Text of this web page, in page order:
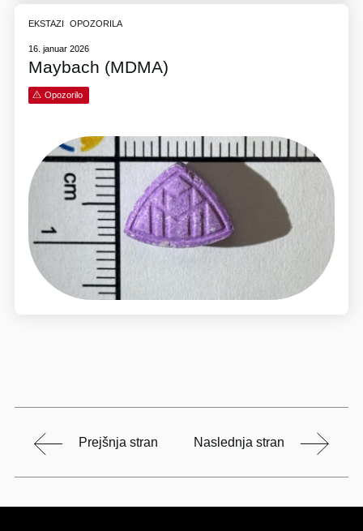
EKSTAZI OPOZORILA
16. januar 2026
Maybach (MDMA)
Opozorilo
Prejšnja stran Naslednja stran